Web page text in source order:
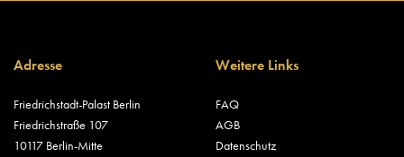
Adresse
Friedrichstadt-Palast Berlin
Friedrichstraße 107
10117 Berlin-Mitte
Weitere Links
FAQ
AGB
Datenschutz